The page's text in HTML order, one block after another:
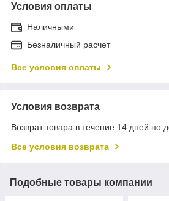
Условия оплаты
Наличными
Безналичный расчет
Все условия оплаты
Условия возврата
Возврат товара в течение 14 дней по
Все условия возврата
Подобные товары компании